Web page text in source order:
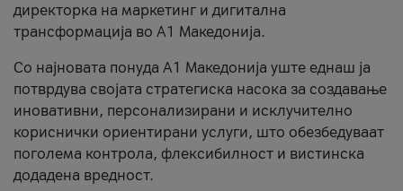
директорка на маркетинг и дигитална
трансформација во А1 Македонија.
Со најновата понуда А1 Македонија уште еднаш ја
потврдува својата стратегиска насока за создавање
иновативни, персонализирани и исклучително
кориснички ориентирани услуги, што обезбедуваат
поголема контрола, флексибилност и вистинска
додадена вредност.